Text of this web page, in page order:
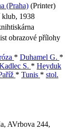
(Praha) (Printer)
klub, 1938
obrazové přílohy
* Duhamel G. *
S. * Heyduk
* Tunis * stol.
AVrbova 244,